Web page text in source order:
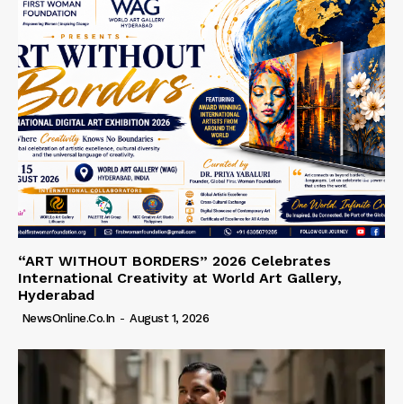
“ART WITHOUT BORDERS” 2026 Celebrates
International Creativity at World Art Gallery,
Hyderabad
NewsOnline.co.in - August 1, 2026